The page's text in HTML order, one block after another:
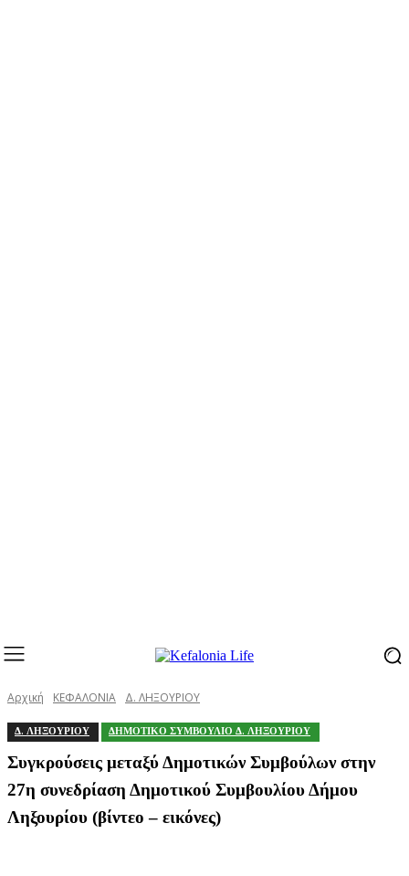
Αρχική ΚΕΦΑΛΟΝΙΑ Δ. ΛΗΞΟΥΡΙΟΥ
Δ. ΛΗΞΟΥΡΙΟΥ ΔΗΜΟΤΙΚΟ ΣΥΜΒΟΥΛΙΟ Δ. ΛΗΞΟΥΡΙΟΥ
Συγκρούσεις μεταξύ Δημοτικών Συμβούλων στην
27η συνεδρίαση Δημοτικού Συμβουλίου Δήμου
Ληξουρίου (βίντεο – εικόνες)